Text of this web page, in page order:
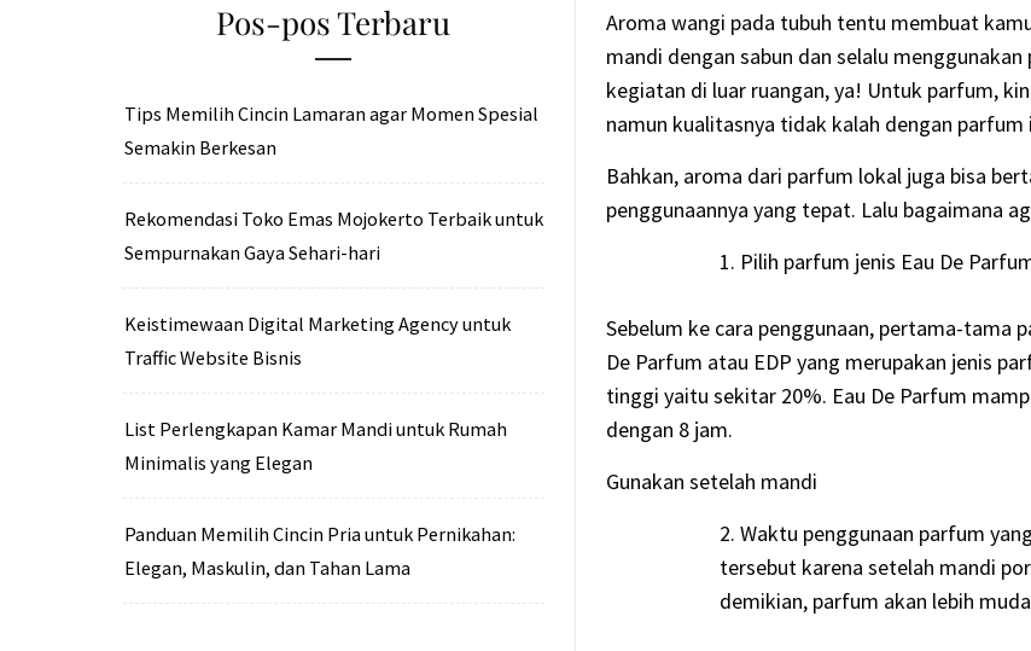
Aroma wangi pada tubuh tentu membuat
mandi dengan sabun dan selalu
kegiatan di luar ruangan, ya! Untuk parfum,
namun kualitasnya tidak kalah dengan
Bahkan, aroma dari parfum lokal juga bisa
penggunaannya yang tepat. Lalu bagaimana
Pilih parfum jenis Eau De
Sebelum ke cara penggunaan, pertama-tama
De Parfum atau EDP yang merupakan jenis
tinggi yaitu sekitar 20%. Eau De Parfum
dengan 8 jam.
Gunakan setelah mandi
Waktu penggunaan parfum
tersebut karena setelah mandi
demikian, parfum akan lebih
Pos-pos Terbaru
Tips Memilih Cincin Lamaran agar Momen Spesial
Semakin Berkesan
Rekomendasi Toko Emas Mojokerto Terbaik untuk
Sempurnakan Gaya Sehari-hari
Keistimewaan Digital Marketing Agency untuk
Traffic Website Bisnis
List Perlengkapan Kamar Mandi untuk Rumah
Minimalis yang Elegan
Panduan Memilih Cincin Pria untuk Pernikahan:
Elegan, Maskulin, dan Tahan Lama